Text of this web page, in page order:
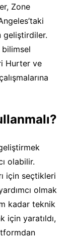
Zone
geliştirdiler.
Hurter ve
geliştirmek
olabilir.
için seçtikleri
olmak
kadar teknik
için yaratıldı,